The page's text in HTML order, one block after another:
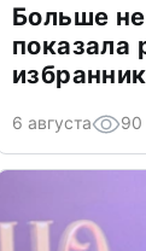
Больше
показала
6 августа 90